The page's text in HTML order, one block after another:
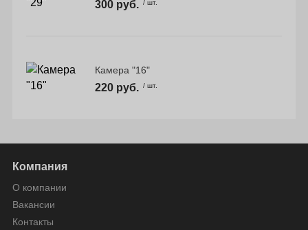
300 руб. / шт.
Камера "16"
220 руб. / шт.
Компания
О компании
Вакансии
Контакты